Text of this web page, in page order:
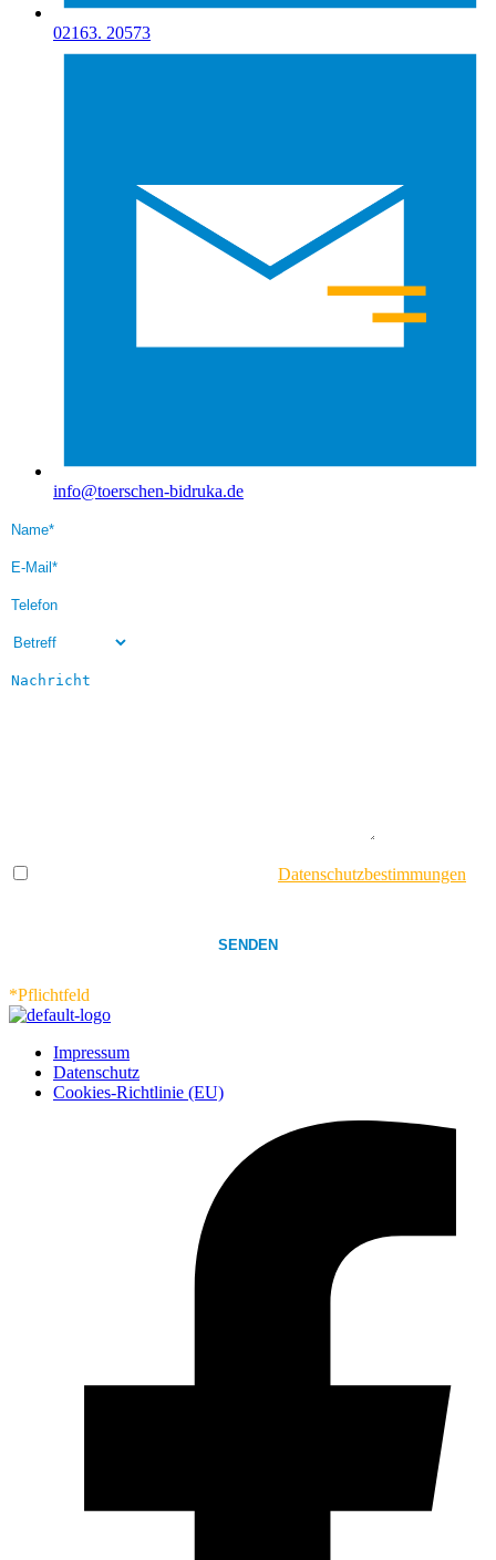
02163. 20573
info@toerschen-bidruka.de
Bitte lasse dieses Feld leer.
Datenschutzbestimmungen
*Pflichtfeld
Impressum
Datenschutz
Cookies-Richtlinie (EU)